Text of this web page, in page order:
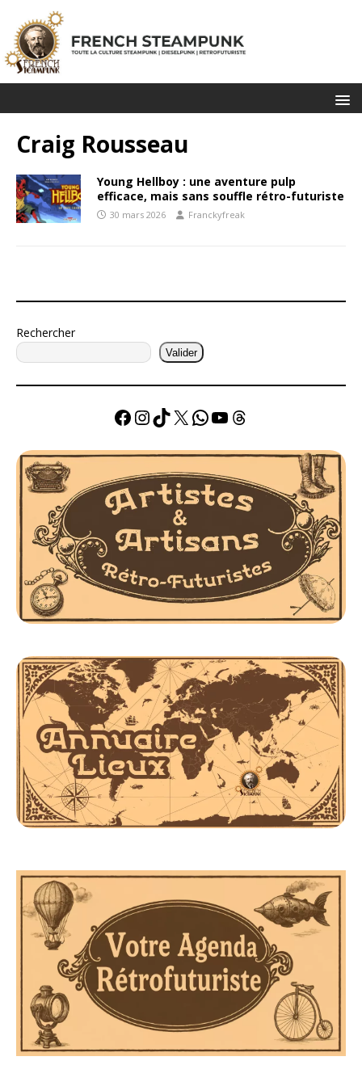
Craig Rousseau
Young Hellboy : une aventure pulp
efficace, mais sans souffle rétro-futuriste
30 mars 2026 Franckyfreak
Rechercher
Valider